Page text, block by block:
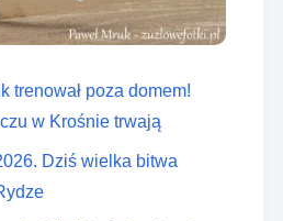
trenował poza domem!
w Krośnie trwają
Dziś wielka bitwa